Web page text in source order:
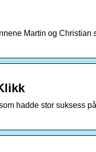
Martin og Christian
hadde stor suksess